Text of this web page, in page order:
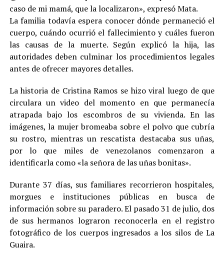
caso de mi mamá, que la localizaron», expresó Mata.
La familia todavía espera conocer dónde permaneció el
cuerpo, cuándo ocurrió el fallecimiento y cuáles fueron
las causas de la muerte. Según explicó la hija, las
autoridades deben culminar los procedimientos legales
antes de ofrecer mayores detalles.
La historia de Cristina Ramos se hizo viral luego de que
circulara un video del momento en que permanecía
atrapada bajo los escombros de su vivienda. En las
imágenes, la mujer bromeaba sobre el polvo que cubría
su rostro, mientras un rescatista destacaba sus uñas,
por lo que miles de venezolanos comenzaron a
identificarla como «la señora de las uñas bonitas».
Durante 37 días, sus familiares recorrieron hospitales,
morgues e instituciones públicas en busca de
información sobre su paradero. El pasado 31 de julio, dos
de sus hermanos lograron reconocerla en el registro
fotográfico de los cuerpos ingresados a los silos de La
Guaira.